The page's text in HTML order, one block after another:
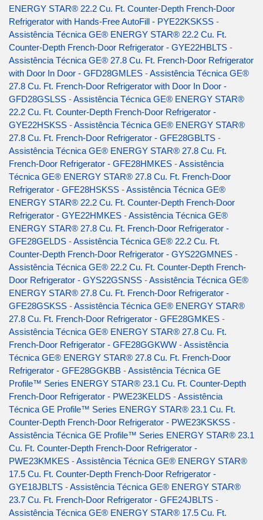
ENERGY STAR® 22.2 Cu. Ft. Counter-Depth French-Door
Refrigerator with Hands-Free AutoFill - PYE22KSKSS -
Assistência Técnica GE® ENERGY STAR® 22.2 Cu. Ft.
Counter-Depth French-Door Refrigerator - GYE22HBLTS -
Assistência Técnica GE® 27.8 Cu. Ft. French-Door Refrigerator
with Door In Door - GFD28GMLES -Assistência Técnica GE®
27.8 Cu. Ft. French-Door Refrigerator with Door In Door -
GFD28GSLSS -Assistência Técnica GE® ENERGY STAR®
22.2 Cu. Ft. Counter-Depth French-Door Refrigerator -
GYE22HSKSS -Assistência Técnica GE® ENERGY STAR®
27.8 Cu. Ft. French-Door Refrigerator - GFE28GBLTS -
Assistência Técnica GE® ENERGY STAR® 27.8 Cu. Ft.
French-Door Refrigerator - GFE28HMKES -Assistência
Técnica GE® ENERGY STAR® 27.8 Cu. Ft. French-Door
Refrigerator - GFE28HSKSS -Assistência Técnica GE®
ENERGY STAR® 22.2 Cu. Ft. Counter-Depth French-Door
Refrigerator - GYE22HMKES -Assistência Técnica GE®
ENERGY STAR® 27.8 Cu. Ft. French-Door Refrigerator -
GFE28GELDS -Assistência Técnica GE® 22.2 Cu. Ft.
Counter-Depth French-Door Refrigerator - GYS22GMNES -
Assistência Técnica GE® 22.2 Cu. Ft. Counter-Depth French-
Door Refrigerator - GYS22GSNSS -Assistência Técnica GE®
ENERGY STAR® 27.8 Cu. Ft. French-Door Refrigerator -
GFE28GSKSS -Assistência Técnica GE® ENERGY STAR®
27.8 Cu. Ft. French-Door Refrigerator - GFE28GMKES -
Assistência Técnica GE® ENERGY STAR® 27.8 Cu. Ft.
French-Door Refrigerator - GFE28GGKWW -Assistência
Técnica GE® ENERGY STAR® 27.8 Cu. Ft. French-Door
Refrigerator - GFE28GGKBB -Assistência Técnica GE
Profile™ Series ENERGY STAR® 23.1 Cu. Ft. Counter-Depth
French-Door Refrigerator - PWE23KELDS -Assistência
Técnica GE Profile™ Series ENERGY STAR® 23.1 Cu. Ft.
Counter-Depth French-Door Refrigerator - PWE23KSKSS -
Assistência Técnica GE Profile™ Series ENERGY STAR® 23.1
Cu. Ft. Counter-Depth French-Door Refrigerator -
PWE23KMKES -Assistência Técnica GE® ENERGY STAR®
17.5 Cu. Ft. Counter-Depth French-Door Refrigerator -
GYE18JBLTS -Assistência Técnica GE® ENERGY STAR®
23.7 Cu. Ft. French-Door Refrigerator - GFE24JBLTS -
Assistência Técnica GE® ENERGY STAR® 17.5 Cu. Ft.